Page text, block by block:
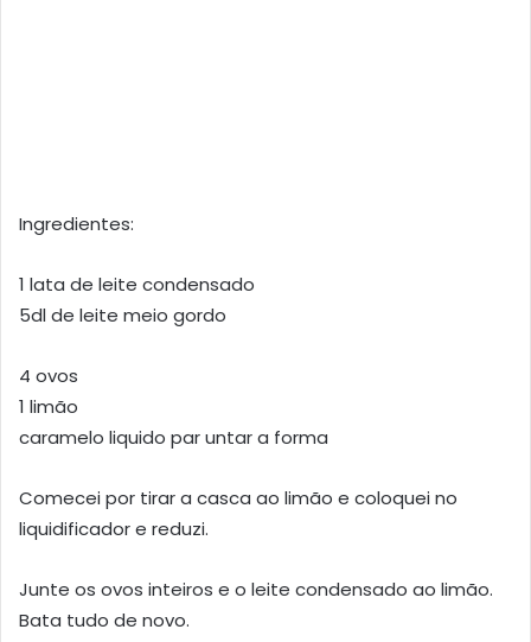
Ingredientes:
1 lata de leite condensado
5dl de leite meio gordo
4 ovos
1 limão
caramelo liquido par untar a forma
Comecei por tirar a casca ao limão e coloquei no
liquidificador e reduzi.
Junte os ovos inteiros e o leite condensado ao limão.
Bata tudo de novo.